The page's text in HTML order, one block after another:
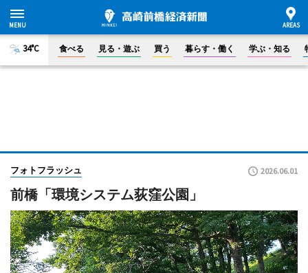
34°C 食べる 見る・遊ぶ 買う 暮らす・働く 学ぶ・知る
フォトフラッシュ 2026.06.01
前橋「環境システム荻窪公園」